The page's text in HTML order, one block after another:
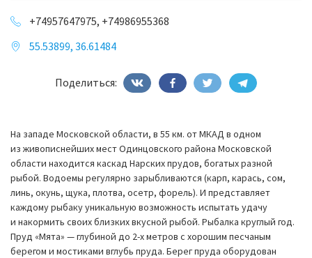
+74957647975, +74986955368
55.53899, 36.61484
Поделиться:
На западе Московской области, в 55 км. от МКАД в одном
из живописнейших мест Одинцовского района Московской
области находится каскад Нарских прудов, богатых разной
рыбой. Водоемы регулярно зарыбливаются (карп, карась, сом,
линь, окунь, щука, плотва, осетр, форель). И представляет
каждому рыбаку уникальную возможность испытать удачу
и накормить своих близких вкусной рыбой. Рыбалка круглый год.
Пруд «Мята» — глубиной до 2-х метров с хорошим песчаным
берегом и мостиками вглубь пруда. Берег пруда оборудован